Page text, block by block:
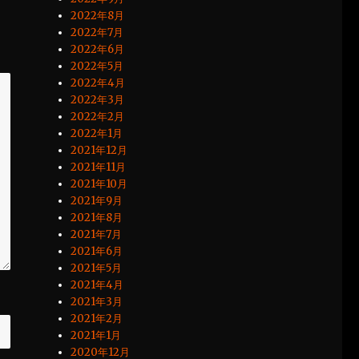
2022年8月
2022年7月
2022年6月
2022年5月
2022年4月
2022年3月
2022年2月
2022年1月
2021年12月
2021年11月
2021年10月
2021年9月
2021年8月
2021年7月
2021年6月
2021年5月
2021年4月
2021年3月
2021年2月
2021年1月
2020年12月